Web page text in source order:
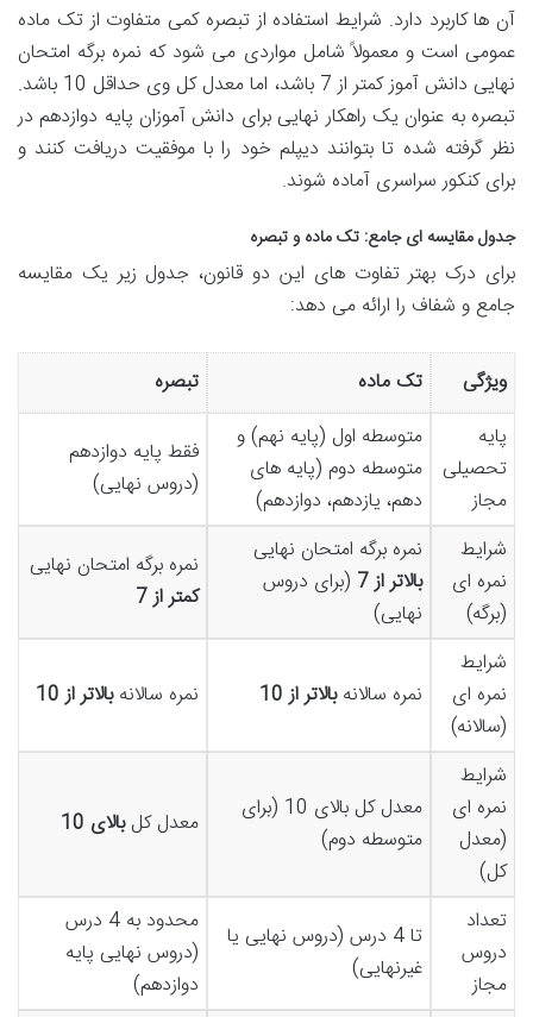
آن ها کاربرد دارد. شرایط استفاده از تبصره کمی متفاوت از تک ماده
عمومی است و معمولاً شامل مواردی می شود که نمره برگه امتحان
نهایی دانش آموز کمتر از 7 باشد، اما معدل کل وی حداقل 10 باشد.
تبصره به عنوان یک راهکار نهایی برای دانش آموزان پایه دوازدهم در
نظر گرفته شده تا بتوانند دیپلم خود را با موفقیت دریافت کنند و
برای کنکور سراسری آماده شوند.
جدول مقایسه ای جامع: تک ماده و تبصره
برای درک بهتر تفاوت های این دو قانون، جدول زیر یک مقایسه
جامع و شفاف را ارائه می دهد:
ویژگی تک ماده
تبصره
پایه
تحصیلی
مجاز
متوسطه اول (پایه نهم) و
متوسطه دوم (پایه های
دهم، یازدهم، دوازدهم)
فقط پایه دوازدهم
(دروس نهایی)
شرایط
نمره ای
(برگه)
نمره برگه امتحان نهایی
بالاتر از 7 (برای دروس
نهایی)
نمره برگه امتحان نهایی
کمتر از 7
شرایط
نمره ای
(سالانه)
نمره سالانهبالاتر از 10 نمره سالانهبالاتر از 10
شرایط
نمره ای
(معدل
کل)
معدل کل بالای 10 (برای
متوسطه دوم)
معدل کلبالای 10
تعداد
دروس
مجاز
تا 4 درس (دروس نهایی یا
غیرنهایی)
محدود به 4 درس
(دروس نهایی پایه
دوازدهم)